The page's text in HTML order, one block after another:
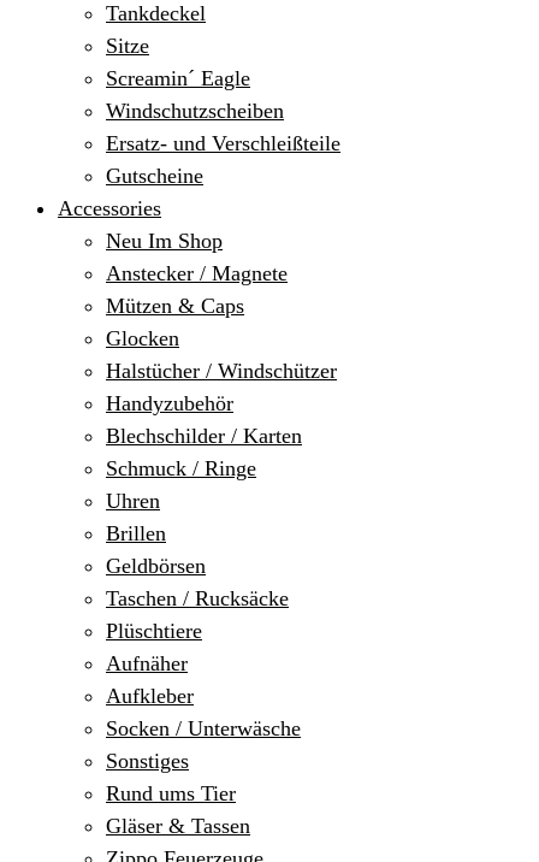
Tankdeckel
Sitze
Screamin´ Eagle
Windschutzscheiben
Ersatz- und Verschleißteile
Gutscheine
Accessories
Neu Im Shop
Anstecker / Magnete
Mützen & Caps
Glocken
Halstücher / Windschützer
Handyzubehör
Blechschilder / Karten
Schmuck / Ringe
Uhren
Brillen
Geldbörsen
Taschen / Rucksäcke
Plüschtiere
Aufnäher
Aufkleber
Socken / Unterwäsche
Sonstiges
Rund ums Tier
Gläser & Tassen